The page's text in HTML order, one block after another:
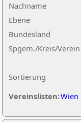
Nachname
Ebene
Sortierung
Bundesland
Spgem./Kreis/Verein
Vereinslisten:Wien